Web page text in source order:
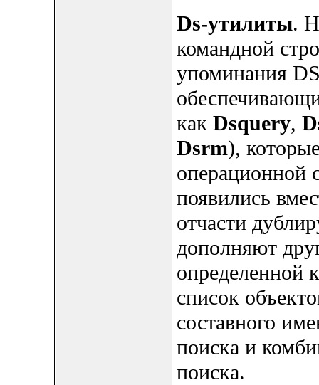
Ds-утилиты.
командной
упоминания
как Dsquery,
Dsrm),
операционной
появились
отчасти
дополняют
определенной
список
составного
поиска и
поиска.